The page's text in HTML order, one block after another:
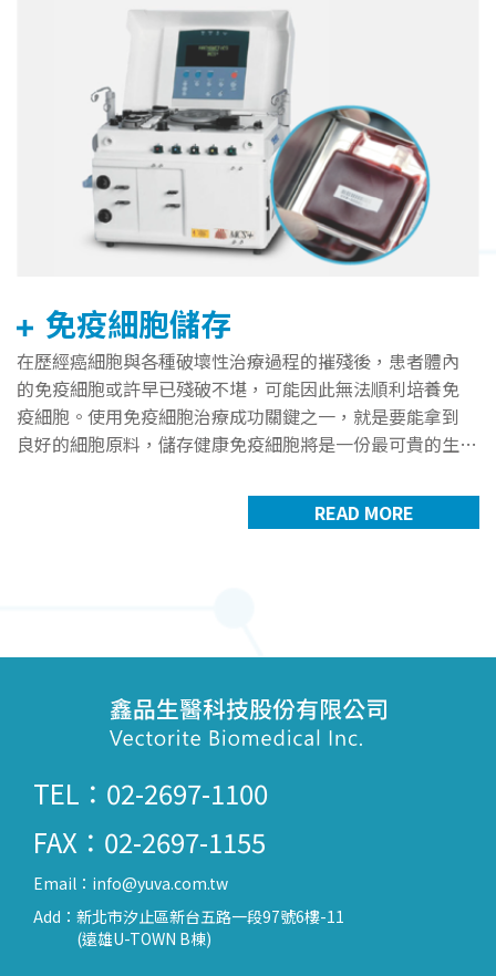
免疫細胞儲存
在歷經癌細胞與各種破壞性治療過程的摧殘後，患者體內
的免疫細胞或許早已殘破不堪，可能因此無法順利培養免
疫細胞。使用免疫細胞治療成功關鍵之一，就是要能拿到
良好的細胞原料，儲存健康免疫細胞將是一份最可貴的生
READ MORE
TEL：02-2697-1100
FAX：02-2697-1155
Email： info@yuva.com.tw
Add： 新北市汐止區新台五路一段97號6樓-11
(遠雄U-TOWN B棟)